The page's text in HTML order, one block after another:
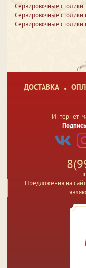
Сервировочные столики
Сервировочные столики
Сервировочные столики
ДОСТАВКА
Интернет-
Предложения на